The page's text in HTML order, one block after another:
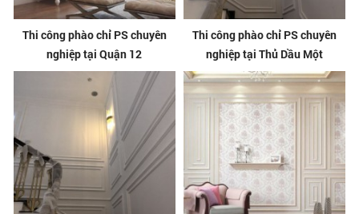
Thi công phào chỉ PS chuyên
nghiệp tại Quận 12
Thi công phào chỉ PS chuyên
nghiệp tại Thủ Dầu Một